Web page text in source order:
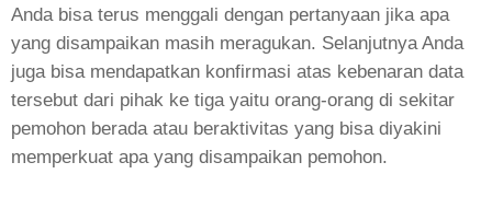
Anda bisa terus menggali dengan pertanyaan jika apa
yang disampaikan masih meragukan. Selanjutnya Anda
juga bisa mendapatkan konfirmasi atas kebenaran data
tersebut dari pihak ke tiga yaitu orang-orang di sekitar
pemohon berada atau beraktivitas yang bisa diyakini
memperkuat apa yang disampaikan pemohon.